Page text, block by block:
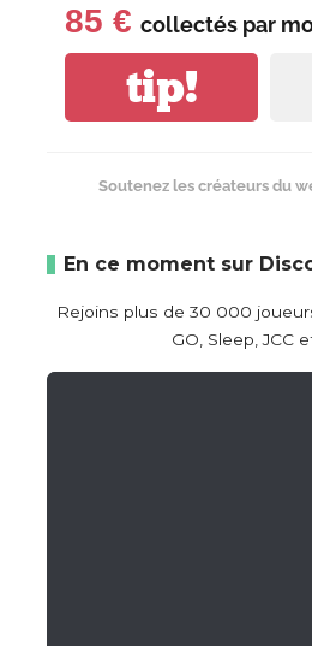
85 € collectés par
tip!
Soutenez les créateurs du
En ce moment sur
Rejoins plus de 30 000
GO, Sleep, JCC